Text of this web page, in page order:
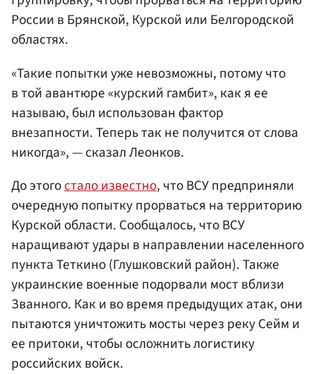
России в Брянской, Курской или Белгородской
областях.
«Такие попытки уже невозможны, потому что
в той авантюре «курский гамбит», как я ее
называю, был использован фактор
внезапности. Теперь так не получится от слова
никогда», — сказал Леонков.
До этогостало известно, что ВСУ предприняли
очередную попытку прорваться на территорию
Курской области. Сообщалось, что ВСУ
наращивают удары в направлении населенного
пункта Теткино (Глушковский район). Также
украинские военные подорвали мост вблизи
Званного. Как и во время предыдущих атак, они
пытаются уничтожить мосты через реку Сейм и
ее притоки, чтобы осложнить логистику
российских войск.